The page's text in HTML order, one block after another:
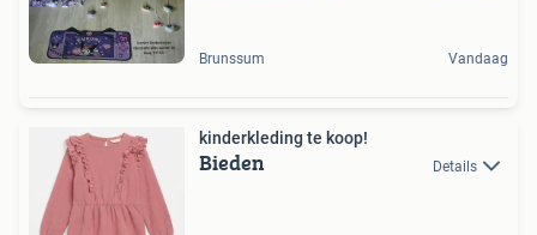
Brunssum Vandaag
kinderkleding te koop!
Bieden Details